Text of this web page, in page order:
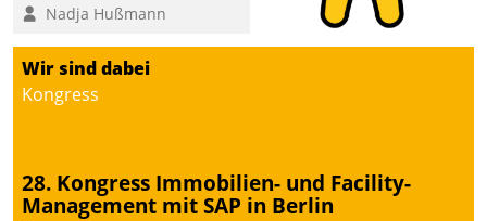
methodisch
Vernetzungsideen fürs
Quartier. Dazwischen
zeigte Datatrain, was es
Nadja Hußmann
Wir sind dabei
Kongress
28. Kongress Immobilien- und Facility-
Management mit SAP in Berlin